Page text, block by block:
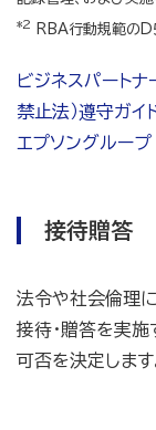
*2 RBA行動規範のD
ビジネスパートナ
禁止法）遵守ガイ
エプソングループ
接待贈答
法令や社会倫理
接待・贈答を実施
可否を決定します